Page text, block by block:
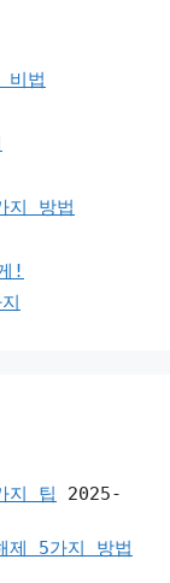
비법
지 방법
!
지 팁
2025-
제 5가지 방법